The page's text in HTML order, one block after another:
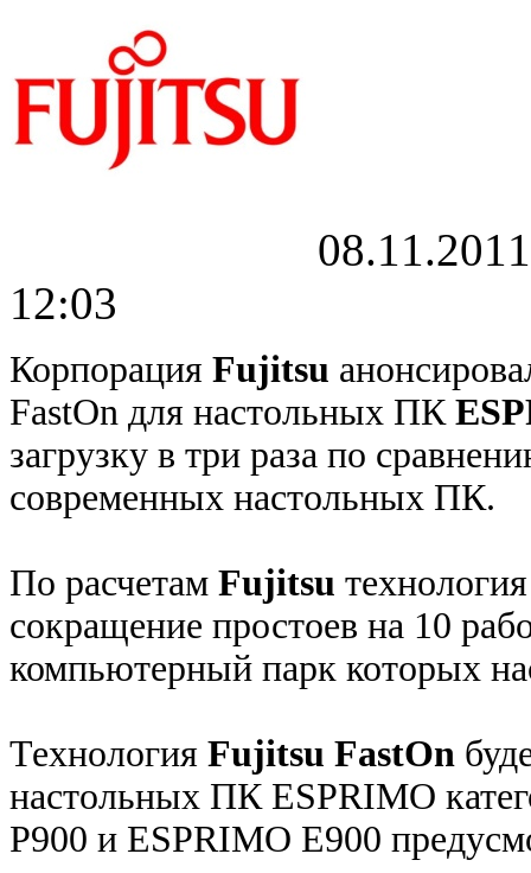
08.11.2011
12:03
Корпорация Fujitsu
FastOn для настольных ПК
загрузку в три раза по
современных настольных ПК.
По расчетам Fujitsu технология
сокращение простоев на 10
компьютерный парк которых
Технология Fujitsu FastOn
настольных ПК ESPRIMO
P900 и ESPRIMO E900